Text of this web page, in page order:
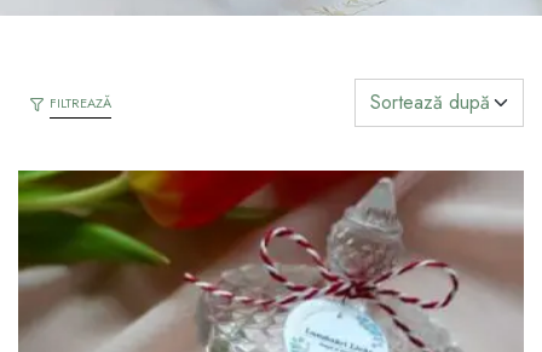
FILTREAZĂ